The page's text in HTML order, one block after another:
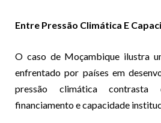
Entre Pressão Climática E
O caso de Moçambique ilustra
enfrentado por países em
pressão climática
financiamento e capacidade